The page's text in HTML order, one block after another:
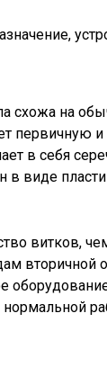
схожа на
первичную
в себя
в виде
витков,
вторичной